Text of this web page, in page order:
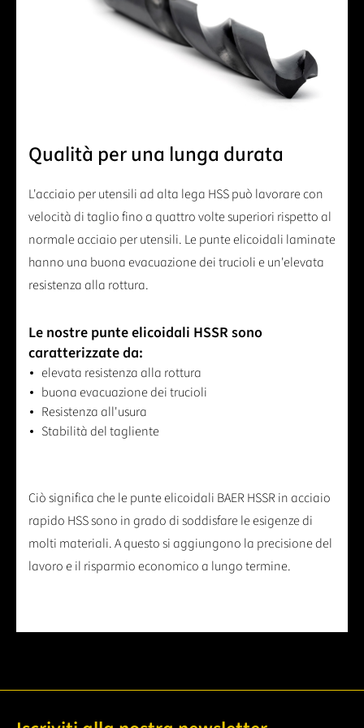
Qualità per una lunga durata
L'acciaio per utensili ad alta lega HSS può lavorare con
velocità di taglio fino a quattro volte superiori rispetto al
normale acciaio per utensili. Le punte elicoidali laminate
hanno una buona evacuazione dei trucioli e un'elevata
resistenza alla rottura.
Le nostre punte elicoidali HSSR sono
caratterizzate da:
elevata resistenza alla rottura
buona evacuazione dei trucioli
Resistenza all'usura
Stabilità del tagliente
Ciò significa che le punte elicoidali BAER HSSR in acciaio
rapido HSS sono in grado di soddisfare le esigenze di
molti materiali. A questo si aggiungono la precisione del
lavoro e il risparmio economico a lungo termine.